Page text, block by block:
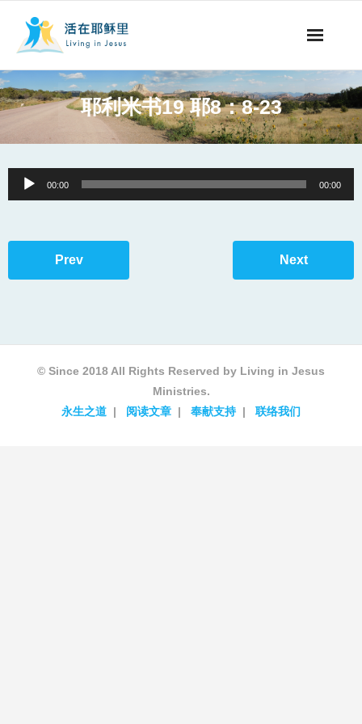
事工概要
阅读文章
耶利米书19 耶8：8-23
Audio
Player
00:00 00:00
Prev Next
© Since 2018 All Rights Reserved by Living in Jesus
Ministries.
永生之道
阅读文章 奉献支持 联络我们